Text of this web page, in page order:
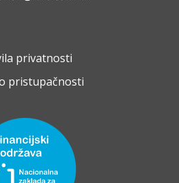
privatnosti
pristupačnosti